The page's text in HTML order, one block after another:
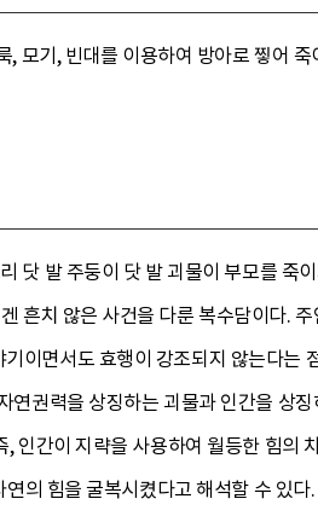
모기, 빈대를 이용하여 방아로 찧어 죽
닷 발 주둥이 닷 발 괴물이 부모를 죽
흔치 않은 사건을 다룬 복수담이다.
이면서도 효행이 강조되지 않는다는
권력을 상징하는 괴물과 인간을 상징
인간이 지략을 사용하여 월등한 힘의
의 힘을 굴복시켰다고 해석할 수 있다.